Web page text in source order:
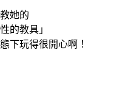
她的
的教具」
下玩得很開心啊！